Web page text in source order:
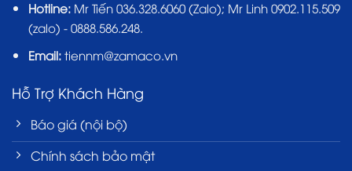
Hotline: Mr Tiến 036.328.6060(Zalo); Mr Linh 0902.115.509
(zalo) - 0888.586.248.
Email:tiennm@zamaco.vn
Hỗ Trợ Khách Hàng
Báo giá (nội bộ)
Chính sách bảo mật